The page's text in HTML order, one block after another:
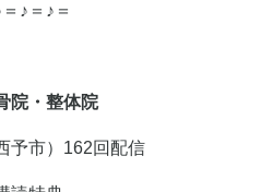
♪＝♪＝
院・ 整体院
予市）162回配信